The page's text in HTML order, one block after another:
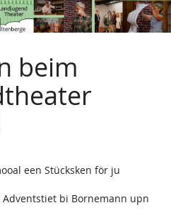
beim
een Stücksken för ju
bi Bornemann upn